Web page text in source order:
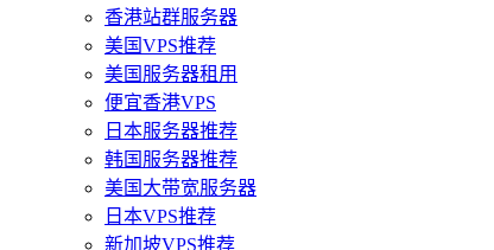
香港站群服务器
美国VPS推荐
美国服务器租用
便宜香港VPS
日本服务器推荐
韩国服务器推荐
美国大带宽服务器
日本VPS推荐
新加坡VPS推荐